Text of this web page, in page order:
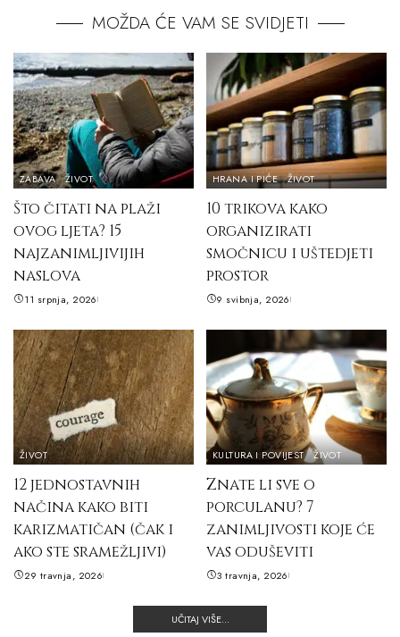
MOŽDA ĆE VAM SE SVIDJETI
ZABAVA ŽIVOT
Što čitati na plaži
ovog ljeta? 15
najzanimljivijih
naslova
11 srpnja, 2026
HRANA I PIĆE ŽIVOT
10 trikova kako
organizirati
smočnicu i uštedjeti
prostor
9 svibnja, 2026
ŽIVOT
12 jednostavnih
načina kako biti
karizmatičan (čak i
ako ste sramežljivi)
29 travnja, 2026
KULTURA I POVIJEST ŽIVOT
Znate li sve o
porculanu? 7
zanimljivosti koje će
vas oduševiti
3 travnja, 2026
UČITAJ VIŠE...